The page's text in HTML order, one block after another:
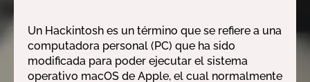
Un Hackintosh es un término que se refiere a una
computadora personal (PC) que ha sido
modificada para poder ejecutar el sistema
operativo macOS de Apple, el cual normalmente